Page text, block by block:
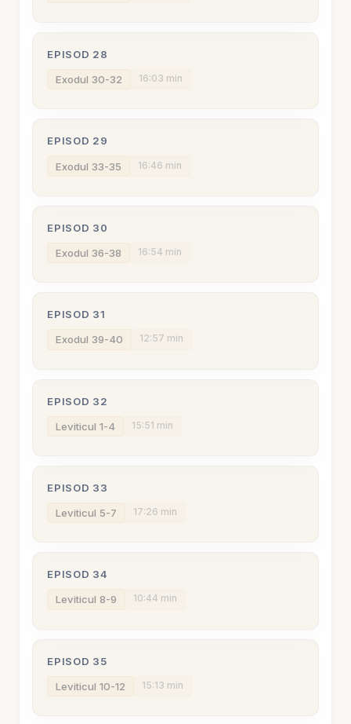
EPISOD 28
Exodul 30-32 16:03 min
EPISOD 29
Exodul 33-35 16:46 min
EPISOD 30
Exodul 36-38 16:54 min
EPISOD 31
Exodul 39-40 12:57 min
EPISOD 32
Leviticul 1-4 15:51 min
EPISOD 33
Leviticul 5-7 17:26 min
EPISOD 34
Leviticul 8-9 10:44 min
EPISOD 35
Leviticul 10-12 15:13 min